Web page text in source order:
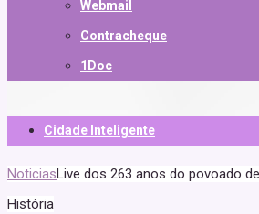
Webmail
Contracheque
1Doc
Cidade Inteligente
NoticiasLive dos 263 anos do povoado
História